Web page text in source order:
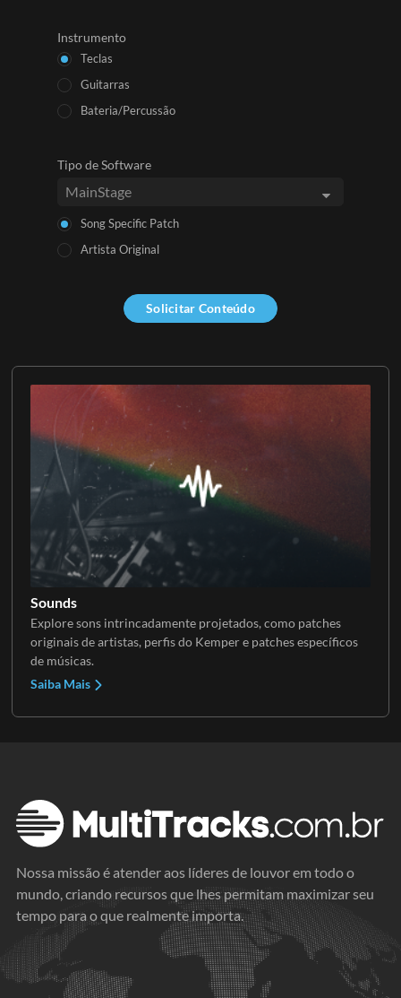
Sounds
Explore sons intrincadamente projetados, como patches
originais de artistas, perfis do Kemper e patches específicos
de músicas.
Saiba Mais
Instrumento
Teclas
Guitarras
Bateria/Percussão
Tipo de Software
Song Specific Patch
Artista Original
Solicitar Conteúdo
Nossa missão é atender aos líderes de louvor em todo o
mundo, criando recursos que lhes permitam maximizar seu
tempo para o que realmente importa.